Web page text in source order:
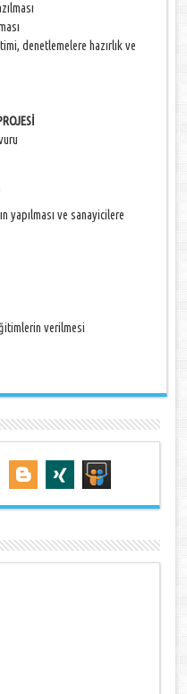
denetlemelere hazırlık ve
yapılması ve sanayicilere
verilmesi